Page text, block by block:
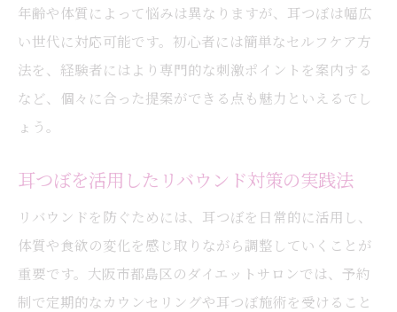
年齢や体質によって悩みは異なりますが、耳つぼは幅広
い世代に対応可能です。初心者には簡単なセルフケア方
法を、経験者にはより専門的な刺激ポイントを案内する
など、個々に合った提案ができる点も魅力といえるでし
ょう。
耳つぼを活用したリバウンド対策の実践法
リバウンドを防ぐためには、耳つぼを日常的に活用し、
体質や食欲の変化を感じ取りながら調整していくことが
重要です。大阪市都島区のダイエットサロンでは、予約
制で定期的なカウンセリングや耳つぼ施術を受けること